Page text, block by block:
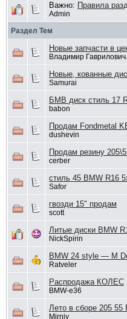
Важно: Правила
Admin
Раздел Тем
Новые запчасти в
Владимир Гаврилович.
Новые, кованные
Samurai
БМВ диск стиль 17
babon
Продам Fondmetal
dushevin
Продам резину
cerber
стиль 45 BMW R16
Safor
гвозди 15" продам
scott
Литые диски BMW
NickSpirin
BMW 24 style — M
Ratveler
Распродажа КОЛЕС
BMW-e36
Лето в сборе 205 55
Mirniy